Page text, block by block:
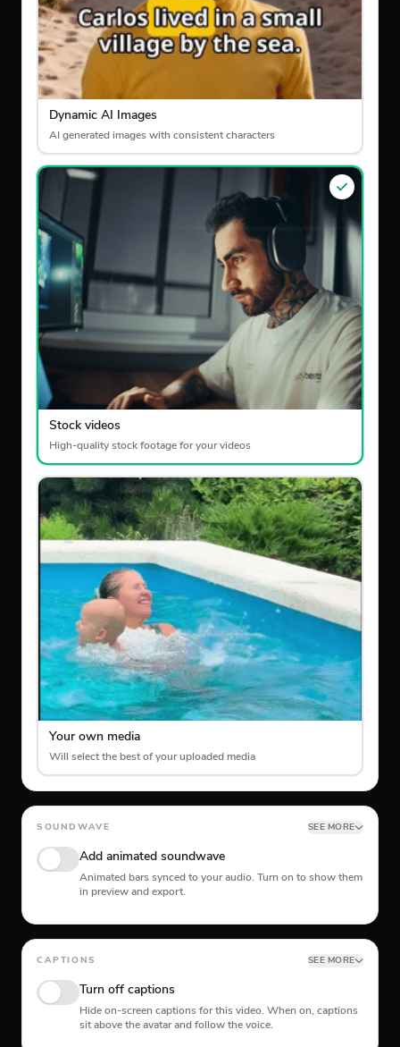
Dynamic AI Images
AI generated images with consistent characters
Stock videos
High-quality stock footage for your videos
Your own media
Will select the best of your uploaded media
SOUNDWAVE SEE MORE
Add animated soundwave
Animated bars synced to your audio. Turn on to show them
in preview and export.
Position
Top
CAPTIONS SEE MORE
Turn off captions
Hide on-screen captions for this video. When on, captions
sit above the avatar and follow the voice.